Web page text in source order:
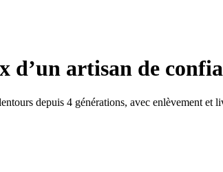
d’un artisan de
depuis 4 générations, avec enlèvement et